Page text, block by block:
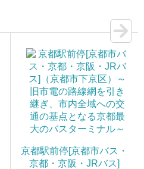
京都駅前停[京都市バス・
京都・京阪・JRバス]